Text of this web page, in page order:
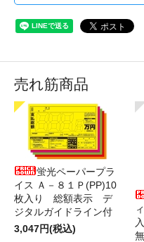
売れ筋商品
蛍光ペーパープラ
イス Ａ－８１Ｐ(PP)10
枚入り 総額表示 デ
ジタルガイドライン付
3,047円(税込)
無